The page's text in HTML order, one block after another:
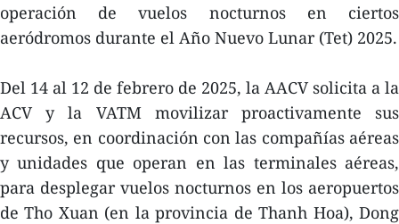
operación de vuelos nocturnos en ciertos
aeródromos durante el Año Nuevo Lunar (Tet) 2025.
Del 14 al 12 de febrero de 2025, la AACV solicita a la
ACV y la VATM movilizar proactivamente sus
recursos, en coordinación con las compañías aéreas
y unidades que operan en las terminales aéreas,
para desplegar vuelos nocturnos en los aeropuertos
de Tho Xuan (en la provincia de Thanh Hoa), Dong